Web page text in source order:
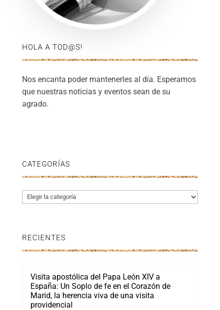
HOLA A TOD@S!
Nos encanta poder mantenerles al día. Esperamos
que nuestras noticias y eventos sean de su
agrado.
CATEGORÍAS
Categorías
RECIENTES
Visita apostólica del Papa León XIV a
España: Un Soplo de fe en el Corazón de
Marid, la herencia viva de una visita
providencial